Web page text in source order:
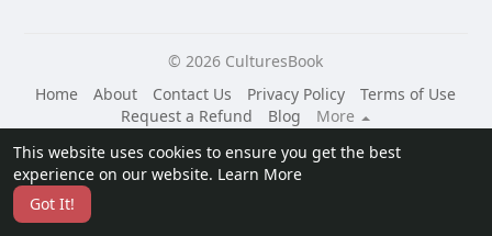
This website uses cookies to ensure you get the best
experience on our website. Learn More
Got It!
© 2026 CulturesBook
Home
About Contact Us Privacy Policy
Terms of Use
Request a Refund
Blog
More
Language